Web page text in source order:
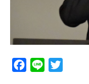
Facebook
Line